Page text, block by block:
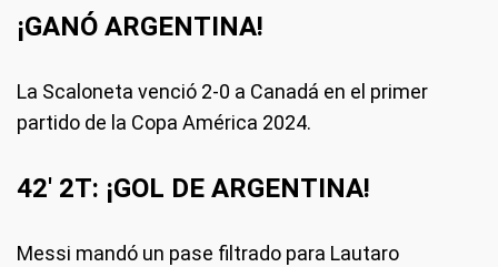
¡GANÓ ARGENTINA!
La Scaloneta venció 2-0 a Canadá en el primer
partido de la Copa América 2024.
42' 2T: ¡GOL DE ARGENTINA!
Messi mandó un pase filtrado para Lautaro